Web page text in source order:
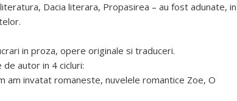
Dacia literara, Propasirea – au fost adunate, in
in proza, opere originale si traduceri.
autor in 4 cicluri:
am invatat romaneste, nuvelele romantice Zoe, O